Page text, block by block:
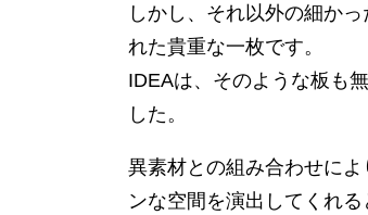
しかし、それ以外の細か
れた貴重な一枚です。
IDEAは、そのような板も
した。
異素材との組み合わせに
ンな空間を演出してくれ